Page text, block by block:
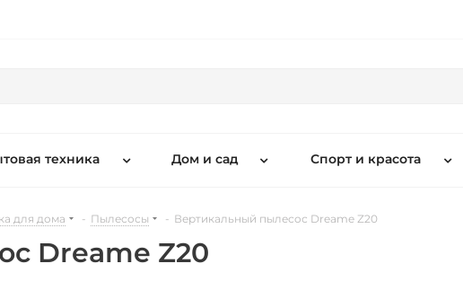
техника Дом и сад Спорт и красота
для дома - Пылесосы - Вертикальный пылесос Dreame Z20
Dreame Z20